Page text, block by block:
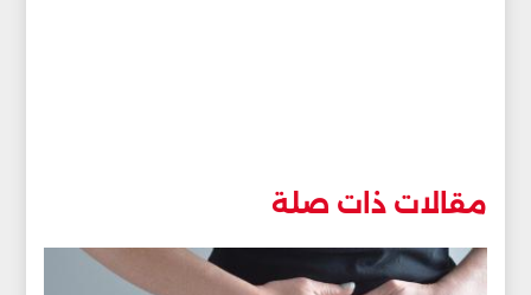
مقالات ذات صلة